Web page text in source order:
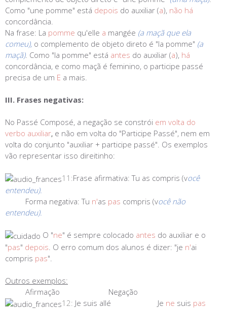
Como "une pomme" está depois do auxiliar (a), não há
concordância.
Na frase: La pomme qu'elle a mangée (a maçã que ela
comeu), o complemento de objeto direto é "la pomme" (a
maçã). Como "la pomme" está antes do auxiliar (a), há
concordância, e como maçã é feminino, o participe passé
precisa de um E a mais.
III. Frases negativas:
No Passé Composé, a negação se constrói em volta do
verbo auxiliar, e não em volta do "Participe Passé", nem em
volta do conjunto "auxiliar + participe passé". Os exemplos
vão representar isso direitinho:
11:Frase afirmativa:Tu as compris (você
entendeu).
Forma negativa: Tu n'as pas compris (você não
entendeu).
O "ne" é sempre colocado antes do auxiliar e o
"pas" depois. O erro comum dos alunos é dizer: "je n'ai
compris pas".
Outros exemplos:
Afirmação
Negação
12: Je suis allé Je ne suis pas